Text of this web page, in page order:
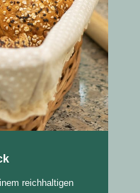
reichhaltigen